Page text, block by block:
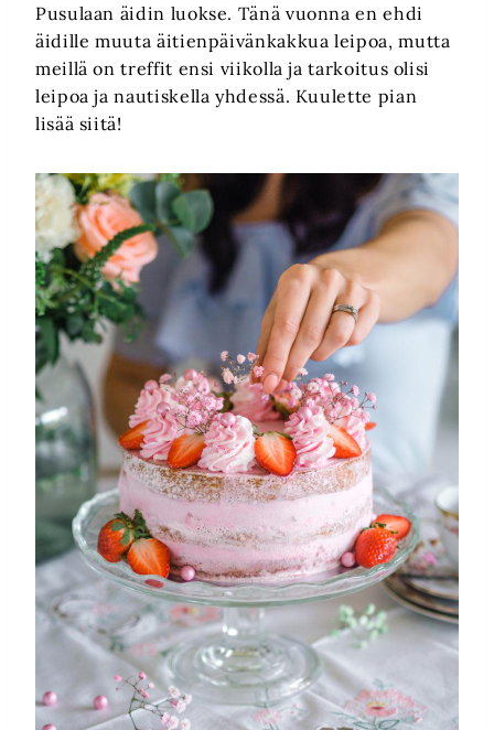
Pusulaan äidin luokse. Tänä vuonna en ehdi
äidille muuta äitienpäivänkakkua leipoa, mutta
meillä on treffit ensi viikolla ja tarkoitus olisi
leipoa ja nautiskella yhdessä. Kuulette pian
lisää siitä!